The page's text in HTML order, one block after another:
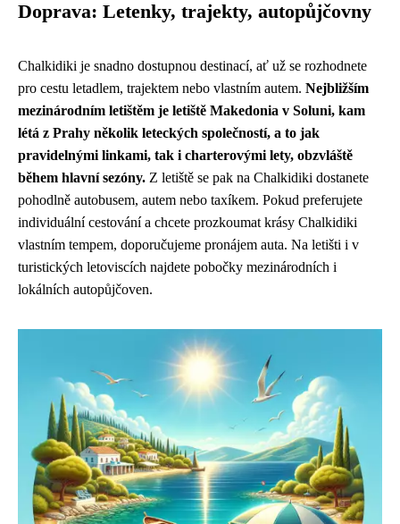
Doprava: Letenky, trajekty, autopůjčovny
Chalkidiki je snadno dostupnou destinací, ať už se rozhodnete
pro cestu letadlem, trajektem nebo vlastním autem. Nejbližším
mezinárodním letištěm je letiště Makedonia v Soluni, kam
létá z Prahy několik leteckých společností, a to jak
pravidelnými linkami, tak i charterovými lety, obzvláště
během hlavní sezóny. Z letiště se pak na Chalkidiki dostanete
pohodlně autobusem, autem nebo taxíkem. Pokud preferujete
individuální cestování a chcete prozkoumat krásy Chalkidiki
vlastním tempem, doporučujeme pronájem auta. Na letišti i v
turistických letoviscích najdete pobočky mezinárodních i
lokálních autopůjčoven.